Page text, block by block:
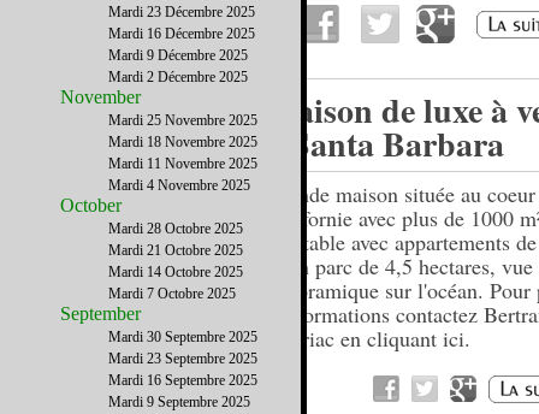
Maison de luxe à
à Santa Barbara
Grande maison située au
Californie avec plus de 1000
habitable avec appartements
et un parc de 4,5 hectares, vue
panoramique sur l'océan. Pour
d'informations contactez
Gabriac en cliquant ici.
Mardi 23 Décembre 2025
Mardi 16 Décembre 2025
Mardi 9 Décembre 2025
Mardi 2 Décembre 2025
November
Mardi 25 Novembre 2025
Mardi 18 Novembre 2025
Mardi 11 Novembre 2025
Mardi 4 Novembre 2025
October
Mardi 28 Octobre 2025
Mardi 21 Octobre 2025
Mardi 14 Octobre 2025
Mardi 7 Octobre 2025
September
Mardi 30 Septembre 2025
Mardi 23 Septembre 2025
Mardi 16 Septembre 2025
Mardi 9 Septembre 2025